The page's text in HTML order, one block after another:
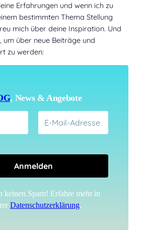
Erfahrungen und wenn ich zu
bestimmten Thema Stellung
mich über deine Inspiration. Und
um über neue Beiträge und
zu werden:
, News & Angebote
keinen Spam! Erfahre mehr in
Datenschutzerklärung.